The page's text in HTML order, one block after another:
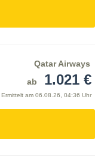
Qatar Airways
ab
1.021 €
Ermittelt am 06.08.26, 04:36 Uhr